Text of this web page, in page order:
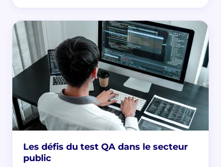
Les défis du test QA dans le secteur
public